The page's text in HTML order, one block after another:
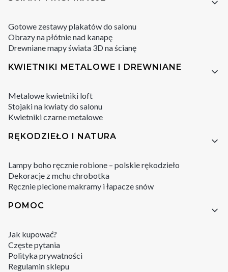
Gotowe zestawy plakatów do salonu
Obrazy na płótnie nad kanapę
Drewniane mapy świata 3D na ścianę
KWIETNIKI METALOWE I DREWNIANE
Metalowe kwietniki loft
Stojaki na kwiaty do salonu
Kwietniki czarne metalowe
RĘKODZIEŁO I NATURA
Lampy boho ręcznie robione – polskie rękodzieło
Dekoracje z mchu chrobotka
Ręcznie plecione makramy i łapacze snów
POMOC
Jak kupować?
Częste pytania
Polityka prywatności
Regulamin sklepu